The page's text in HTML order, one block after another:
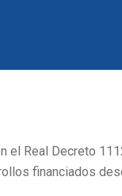
el Real Decreto
financiados